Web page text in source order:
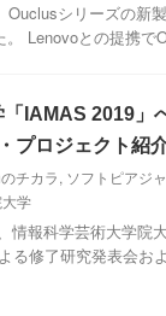
Ouclusシリーズの新
Lenovoとの提携で
IAMAS 2019」
プロジェクト紹介
チカラ, ソフトピアジ
学
情報科学芸術大学院
る修了研究発表会お